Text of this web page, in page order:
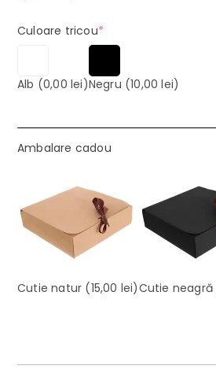
Culoare tricou*(required)
Alb (0,00 lei)Negru (10,00 lei)
Ambalare cadou
Cutie natur (15,00 lei)Cutie neagră